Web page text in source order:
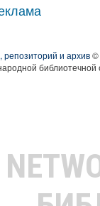
репозиторий и архив©